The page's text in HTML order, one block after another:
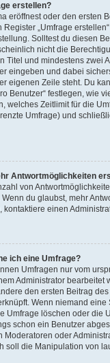
erstellen?
eröffnest oder den ersten
„Umfrage
Solltest du diesen
nicht die
Titel und mindestens zwei
eingeben und dabei
eigenen Zeile steht. Du
Benutzer“ festlegen, wie
welches Zeitlimit für die
Umfrage) und
Antwortmöglichkeiten
von
du glaubst, mehr
einen
ich eine Umfrage?
Umfragen nur vom
Administrator bearbeitet
den ersten Beitrag
Wenn niemand
Umfrage löschen oder die
schon ein Benutzer
Moderatoren oder
soll die Manipulation von